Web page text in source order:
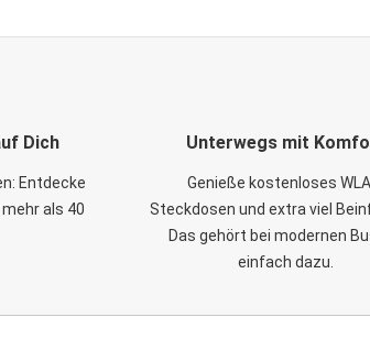
Dich
Entdecke
als 40
Unterwegs mit
Genieße kostenloses
Steckdosen und extra viel
Das gehört bei modernen
einfach dazu.